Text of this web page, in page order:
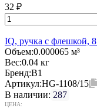
32 ₽
IQ, ручка с флешкой,
Объем:0.000065 м³
Вес:0.04 кг
Бренд:B1
Артикул:HG-1108/15
В наличии: 287
ЦЕНА: